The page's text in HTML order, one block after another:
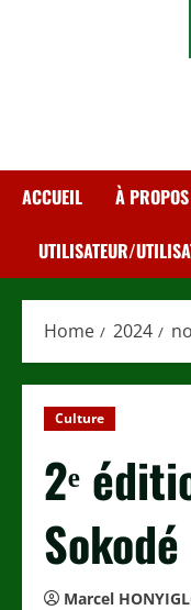
ACCUEIL À PROPOS
UTILISATEUR/
Home 2024
Culture
2ᵉ
Marcel